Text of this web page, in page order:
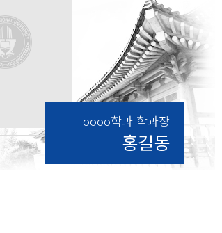
oooo학과 학과장
홍길동